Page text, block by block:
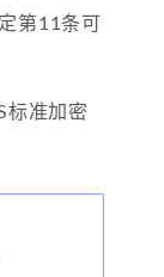
第11条可
标准加密